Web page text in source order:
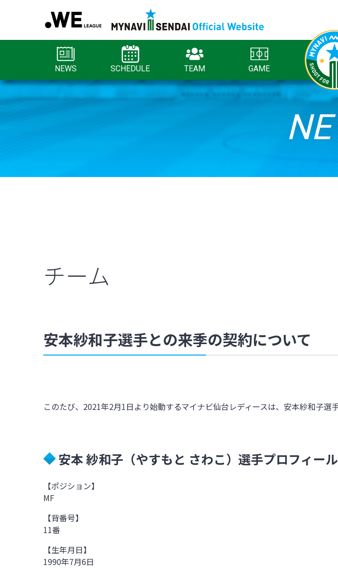
NEWS SCHEDULE TEAM GAME
チーム
安本紗和子選手との来季の契約について
このたび、 2021年2月1日より始動するマイナビ仙台レディースは、安本紗和子選
安本 紗和子（やすもと さわこ）選手プロフィール
【ポジション】
MF
【背番号】
11番
【生年月日】
1990年7月6日